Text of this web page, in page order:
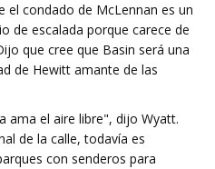
el condado de McLennan es un
de escalada porque carece de
que cree que Basin será una
de Hewitt amante de las
ama el aire libre", dijo Wyatt.
de la calle, todavía es
con senderos para